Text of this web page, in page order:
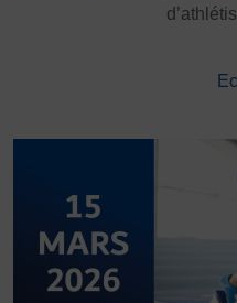
Championnat de
Jeunesses
Seniors
Entreprises
Pratiques partagées
Écologie